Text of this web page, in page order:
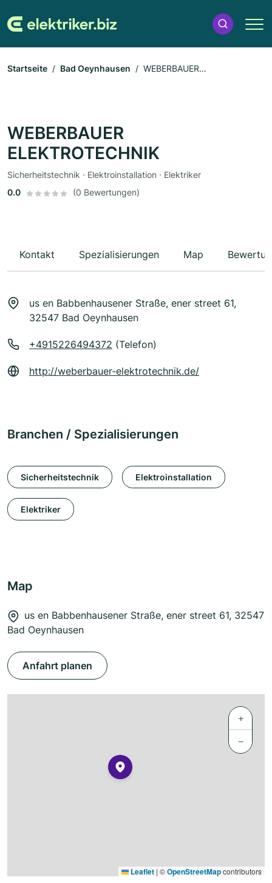
Startseite Bad Oeynhausen
WEBERBAUER
WEBERBAUER
ELEKTROTECHNIK
Sicherheitstechnik · Elektroinstallation · Elektriker
0.0
(0 Bewertungen)
Kontakt Spezialisierungen Map
us en Babbenhausener Straße, ener street 61,
32547 Bad Oeynhausen
+4915226494372 (Telefon)
http://weberbauer-elektrotechnik.de/
Branchen / Spezialisierungen
Sicherheitstechnik Elektroinstallation
Elektriker
Map
us en Babbenhausener Straße, ener street 61, 32547
Bad Oeynhausen
Anfahrt planen
+
−
Leaflet | ©OpenStreetMapcontributors